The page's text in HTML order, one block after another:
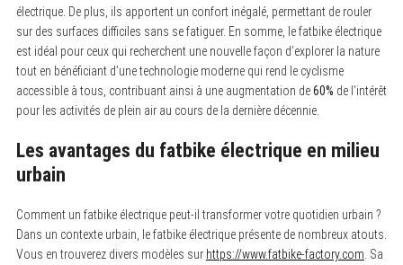
électrique. De plus, ils apportent un confort inégalé, permettant de rouler
sur des surfaces difficiles sans se fatiguer. En somme, le fatbike électrique
est idéal pour ceux qui recherchent une nouvelle façon d’explorer la nature
tout en bénéficiant d’une technologie moderne qui rend le cyclisme
accessible à tous, contribuant ainsi à une augmentation de60% de l’intérêt
pour les activités de plein air au cours de la dernière décennie.
Les avantages du fatbike électrique en milieu
urbain
Comment un fatbike électrique peut-il transformer votre quotidien urbain ?
Dans un contexte urbain, le fatbike électrique présente de nombreux atouts.
Vous en trouverez divers modèles sur https://www.fatbike-factory.com . Sa